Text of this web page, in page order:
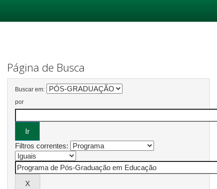
Página de Busca
Buscar em:
por
Filtros correntes: